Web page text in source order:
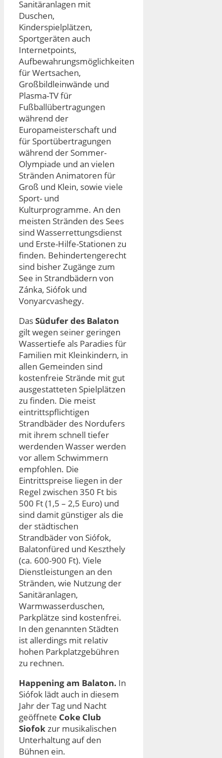
Sanitäranlagen mit
Duschen,
Kinderspielplätzen,
Sportgeräten auch
Internetpoints,
Aufbewahrungsmöglichkeiten
für Wertsachen,
Großbildleinwände und
Plasma-TV für
Fußballübertragungen
während der
Europameisterschaft und
für Sportübertragungen
während der Sommer-
Olympiade und an vielen
Stränden Animatoren für
Groß und Klein, sowie viele
Sport- und
Kulturprogramme. An den
meisten Stränden des Sees
sind Wasserrettungsdienst
und Erste-Hilfe-Stationen zu
finden. Behindertengerecht
sind bisher Zugänge zum
See in Strandbädern von
Zánka, Siófok und
Vonyarcvashegy.
DasSüdufer des Balaton
gilt wegen seiner geringen
Wassertiefe als Paradies für
Familien mit Kleinkindern, in
allen Gemeinden sind
kostenfreie Strände mit gut
ausgestatteten Spielplätzen
zu finden. Die meist
eintrittspflichtigen
Strandbäder des Nordufers
mit ihrem schnell tiefer
werdenden Wasser werden
vor allem Schwimmern
empfohlen. Die
Eintrittspreise liegen in der
Regel zwischen 350 Ft bis
500 Ft (1,5 – 2,5 Euro) und
sind damit günstiger als die
der städtischen
Strandbäder von Siófok,
Balatonfüred und Keszthely
(ca. 600-900 Ft). Viele
Dienstleistungen an den
Stränden, wie Nutzung der
Sanitäranlagen,
Warmwasserduschen,
Parkplätze sind kostenfrei.
In den genannten Städten
ist allerdings mit relativ
hohen Parkplatzgebühren
zu rechnen.
Happening am Balaton. In
Siófok lädt auch in diesem
Jahr der Tag und Nacht
geöffnete Coke Club
Siofokzur musikalischen
Unterhaltung auf den
Bühnen ein.